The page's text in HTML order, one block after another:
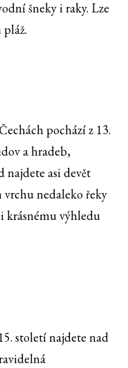
šneky i raky. Lze
pochází z 13.
a hradeb,
asi devět
vrchu nedaleko řeky
krásnému výhledu
století najdete nad